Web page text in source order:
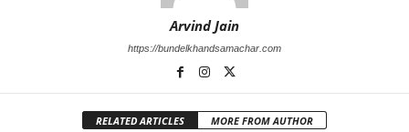
Arvind Jain
https://bundelkhandsamachar.com
RELATED ARTICLES MORE FROM AUTHOR